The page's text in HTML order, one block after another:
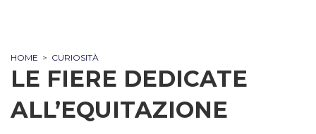
HOME > CURIOSITÀ
LE FIERE DEDICATE
ALL’EQUITAZIONE